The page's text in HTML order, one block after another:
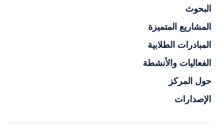
البحوث
المشاريع المتميزة
المبادرات الطلابية
الفعاليات والأنشطة
حول المركز
الإصدارات